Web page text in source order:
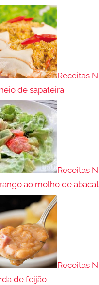
Receitas
de sapateira
Receitas
ao molho de
Receitas
de feijão